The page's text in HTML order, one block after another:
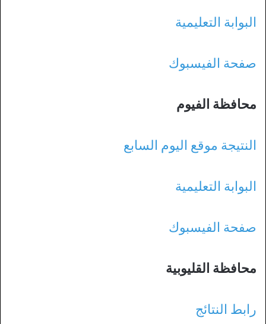
البوابة التعليمية
صفحة الفيسبوك
محافظة الفيوم
النتيجة موقع اليوم السابع
البوابة التعليمية
صفحة الفيسبوك
محافظة القليوبية
رابط النتائج